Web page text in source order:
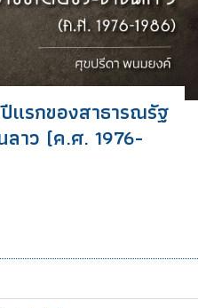
แรกของสาธารณรัฐ
ลาว (ค.ศ. 1976-